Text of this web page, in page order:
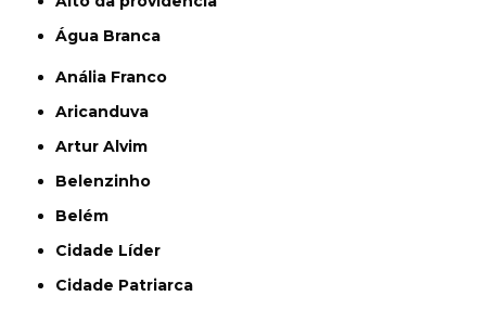
Água Branca
Anália Franco
Aricanduva
Artur Alvim
Belenzinho
Belém
Cidade Líder
Cidade Patriarca